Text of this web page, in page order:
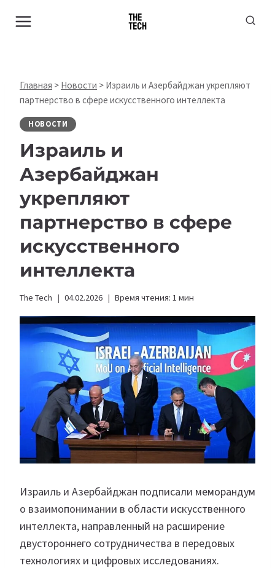
Главная > Новости > Израиль и Азербайджан укрепляют
партнерство в сфере искусственного интеллекта
НОВОСТИ
Израиль и
Азербайджан
укрепляют
партнерство в сфере
искусственного
интеллекта
The Tech 04.02.2026 Время чтения: 1 мин
Израиль и Азербайджан подписали меморандум
о взаимопонимании в области искусственного
интеллекта, направленный на расширение
двустороннего сотрудничества в передовых
технологиях и цифровых исследованиях.